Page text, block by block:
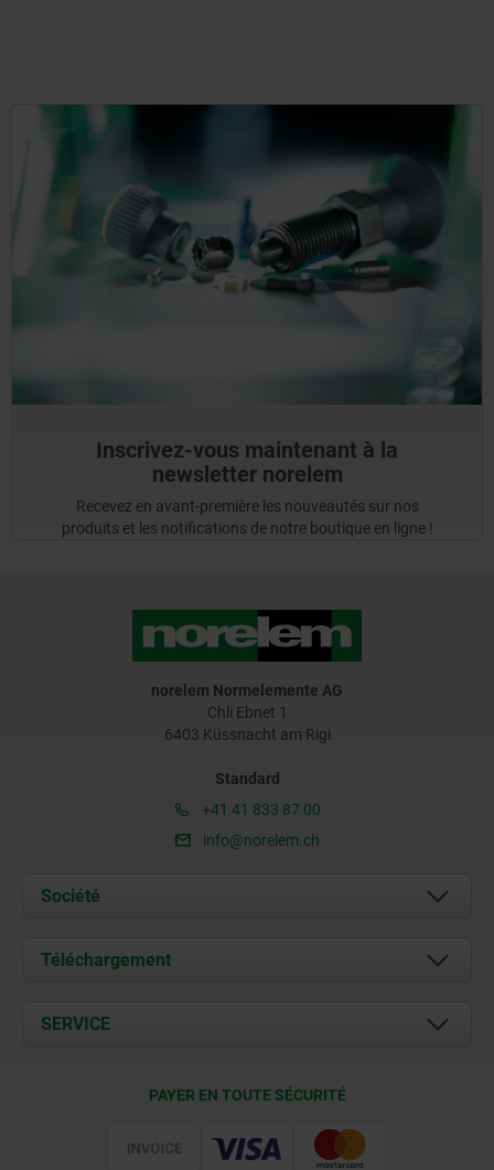
Inscrivez-vous maintenant à la
newsletter norelem
Recevez en avant-première les nouveautés sur nos
produits et les notifications de notre boutique en ligne !
norelem Normelemente AG
Chli Ebnet 1
6403 Küssnacht am Rigi
Standard
+41 41 833 87 00
info@norelem.ch
Société
À propos de nous
Contact
Téléchargement
Documents
SERVICE
PAYER EN TOUTE SÉCURITÉ